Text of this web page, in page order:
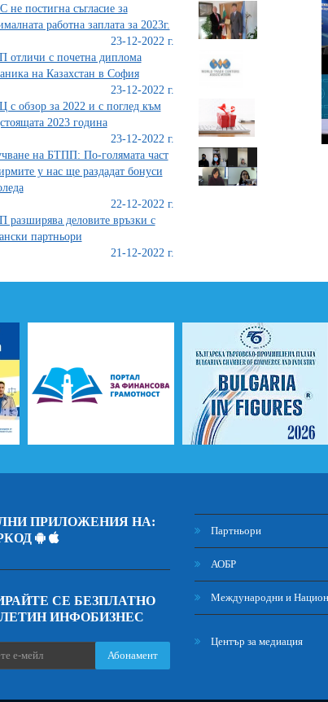
не постигна съгласие за
работна заплата за 2023г.
23-12-2022 г.
отличи с почетна диплома
на Казахстан в София
23-12-2022 г.
с обзор за 2022 и с поглед към
2023 година
23-12-2022 г.
на БТПП: По-голямата част
у нас ще раздадат бонуси
22-12-2022 г.
разширява деловите връзки с
партньори
21-12-2022 г.
ПРИЛОЖЕНИЯ НА:
СЕ БЕЗПЛАТНО
ИНФОБИЗНЕС
Абонамент
Партньори
АОБР
Международни и
Център за медиация